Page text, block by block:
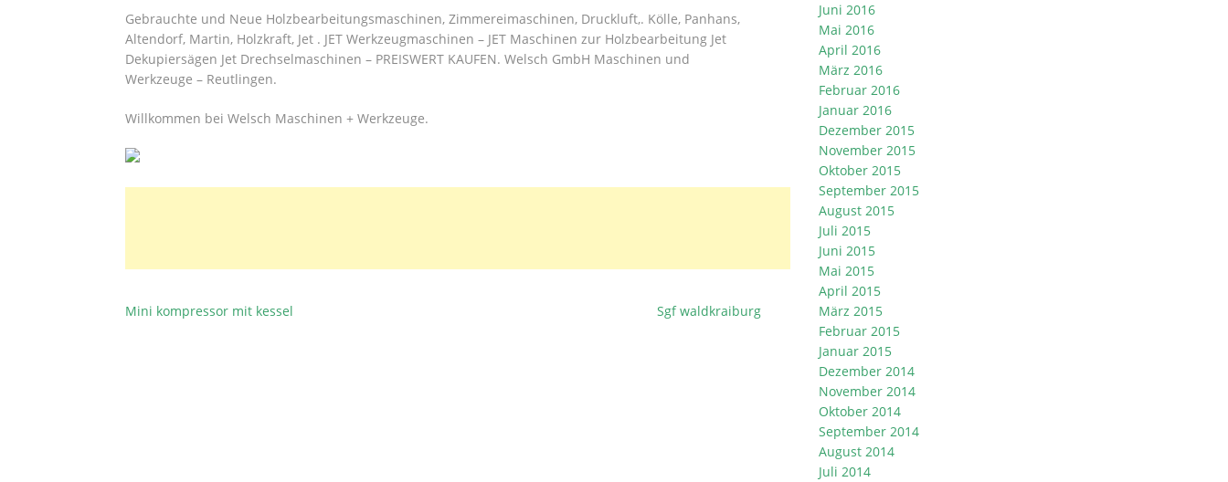
Gebrauchte und Neue Holzbearbeitungsmaschinen, Zimmereimaschinen, Druckluft,. Kölle, Panhans,
Altendorf, Martin, Holzkraft, Jet . JET Werkzeugmaschinen – JET Maschinen zur Holzbearbeitung Jet
Dekupiersägen Jet Drechselmaschinen – PREISWERT KAUFEN. Welsch GmbH Maschinen und
Werkzeuge – Reutlingen.
Willkommen bei Welsch Maschinen + Werkzeuge.
BEITRAGSNAVIGATION
Mini kompressor mit kessel Sgf waldkraiburg
Juni 2016
Mai 2016
April 2016
März 2016
Februar 2016
Januar 2016
Dezember 2015
November 2015
Oktober 2015
September 2015
August 2015
Juli 2015
Juni 2015
Mai 2015
April 2015
März 2015
Februar 2015
Januar 2015
Dezember 2014
November 2014
Oktober 2014
September 2014
August 2014
Juli 2014